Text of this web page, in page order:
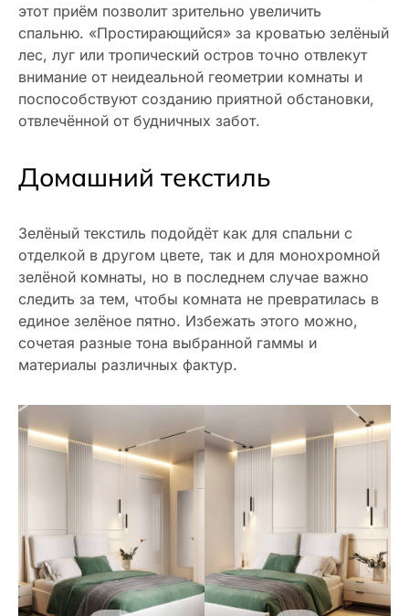
этот приём позволит зрительно увеличить
спальню. «Простирающийся» за кроватью зелёный
лес, луг или тропический остров точно отвлекут
внимание от неидеальной геометрии комнаты и
поспособствуют созданию приятной обстановки,
отвлечённой от будничных забот.
Домашний текстиль
Зелёный текстиль подойдёт как для спальни с
отделкой в другом цвете, так и для монохромной
зелёной комнаты, но в последнем случае важно
следить за тем, чтобы комната не превратилась в
единое зелёное пятно. Избежать этого можно,
сочетая разные тона выбранной гаммы и
материалы различных фактур.